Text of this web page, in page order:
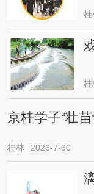
桂
桂
京桂学子“壮
桂林 2026-7-30